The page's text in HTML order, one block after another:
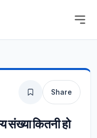
Share
कितनी हो